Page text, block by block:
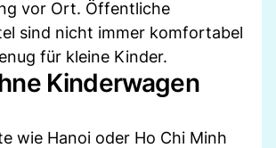
vor Ort. Öffentliche
sind nicht immer komfortabel
für kleine Kinder.
Kinderwagen
wie Hanoi oder Ho Chi Minh